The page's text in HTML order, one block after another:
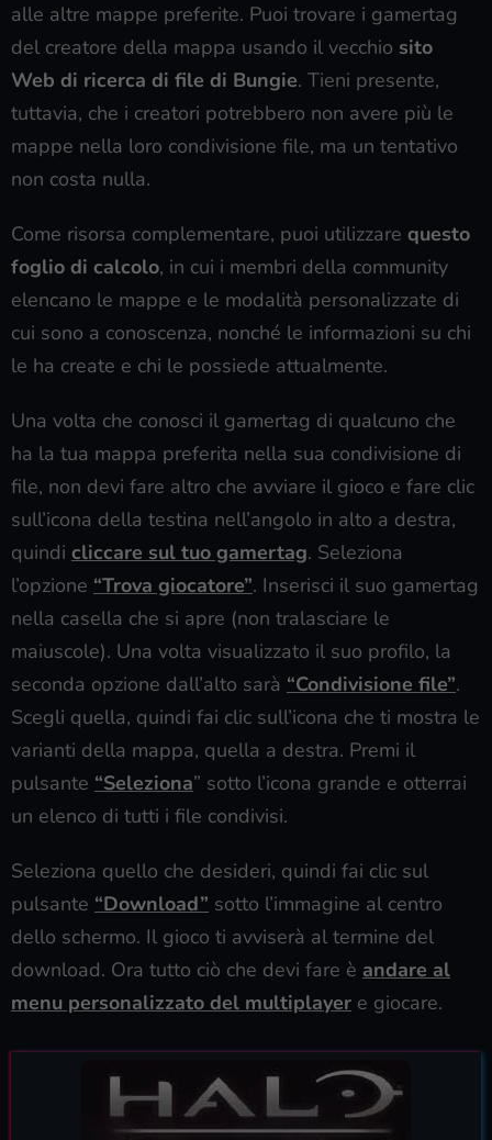
alle altre mappe preferite. Puoi trovare i gamertag
del creatore della mappa usando il vecchio sito
Web di ricerca di file di Bungie. Tieni presente,
tuttavia, che i creatori potrebbero non avere più le
mappe nella loro condivisione file, ma un tentativo
non costa nulla.
Come risorsa complementare, puoi utilizzare questo
foglio di calcolo, in cui i membri della community
elencano le mappe e le modalità personalizzate di
cui sono a conoscenza, nonché le informazioni su chi
le ha create e chi le possiede attualmente.
Una volta che conosci il gamertag di qualcuno che
ha la tua mappa preferita nella sua condivisione di
file, non devi fare altro che avviare il gioco e fare clic
sull’icona della testina nell’angolo in alto a destra,
quindi cliccare sul tuo gamertag. Seleziona
l’opzione “Trova giocatore”. Inserisci il suo gamertag
nella casella che si apre (non tralasciare le
maiuscole). Una volta visualizzato il suo profilo, la
seconda opzione dall’alto sarà “Condivisione file”.
Scegli quella, quindi fai clic sull’icona che ti mostra le
varianti della mappa, quella a destra. Premi il
pulsante “Seleziona” sotto l’icona grande e otterrai
un elenco di tutti i file condivisi.
Seleziona quello che desideri, quindi fai clic sul
pulsante “Download” sotto l’immagine al centro
dello schermo. Il gioco ti avviserà al termine del
download. Ora tutto ciò che devi fare è andare al
menu personalizzato del multiplayer e giocare.